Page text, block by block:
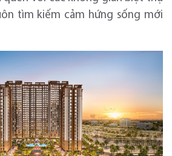
tìm kiếm cảm hứng sống mới